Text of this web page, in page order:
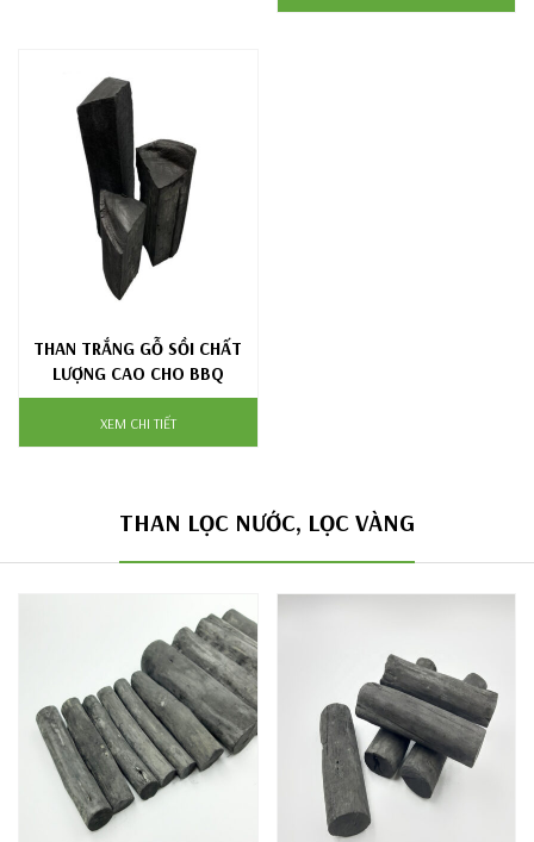
THAN TRẮNG GỖ SỒI CHẤT
LƯỢNG CAO CHO BBQ
XEM CHI TIẾT
THAN LỌC NƯỚC, LỌC VÀNG